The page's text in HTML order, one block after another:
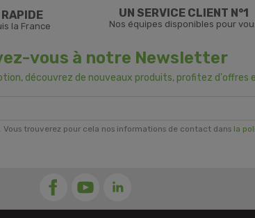
la France
UN SERVICE CLIENT N°1
Nos équipes disponibles pour
vous à notre Newsletter
découvrez de nouveaux produits, profitez d'offres
trouverez pour cela nos informations de contact dans la